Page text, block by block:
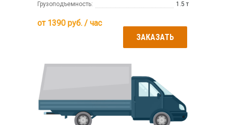
Грузоподъемность:
1.5 т
от 1390 руб. / час
ЗАКАЗАТЬ